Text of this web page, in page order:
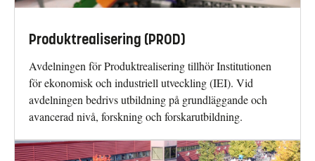
Produktrealisering (PROD)
Avdelningen för Produktrealisering tillhör Institutionen
för ekonomisk och industriell utveckling (IEI). Vid
avdelningen bedrivs utbildning på grundläggande och
avancerad nivå, forskning och forskarutbildning.